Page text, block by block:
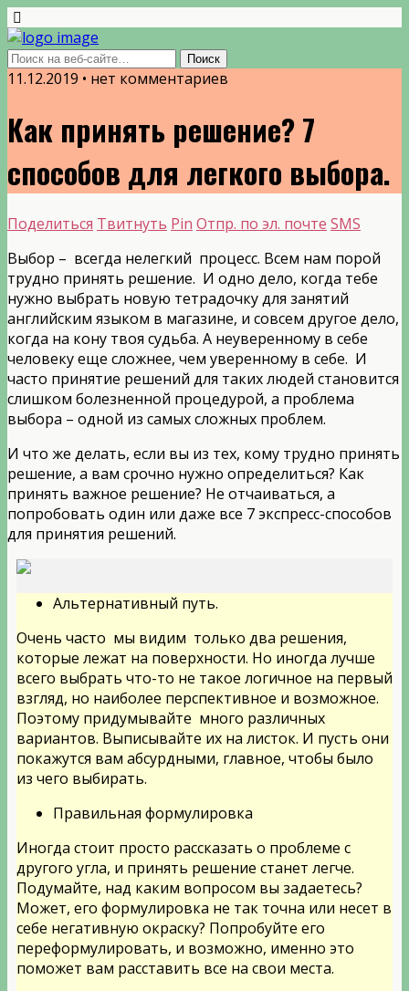
11.12.2019 • нет комментариев
Как принять решение? 7
способов для легкого выбора.
Поделиться Твитнуть Pin Отпр. по эл. почте SMS
Выбор – всегда нелегкий процесс. Всем нам порой
трудно принять решение. И одно дело, когда тебе
нужно выбрать новую тетрадочку для занятий
английским языком в магазине, и совсем другое дело,
когда на кону твоя судьба. А неуверенному в себе
человеку еще сложнее, чем уверенному в себе. И
часто принятие решений для таких людей становится
слишком болезненной процедурой, а проблема
выбора – одной из самых сложных проблем.
И что же делать, если вы из тех, кому трудно принять
решение, а вам срочно нужно определиться? Как
принять важное решение? Не отчаиваться, а
попробовать один или даже все 7 экспресс-способов
для принятия решений.
Альтернативный путь.
Очень часто мы видим только два решения,
которые лежат на поверхности. Но иногда лучше
всего выбрать что-то не такое логичное на первый
взгляд, но наиболее перспективное и возможное.
Поэтому придумывайте много различных
вариантов. Выписывайте их на листок. И пусть они
покажутся вам абсурдными, главное, чтобы было
из чего выбирать.
Правильная формулировка
Иногда стоит просто рассказать о проблеме с
другого угла, и принять решение станет легче.
Подумайте, над каким вопросом вы задаетесь?
Может, его формулировка не так точна или несет в
себе негативную окраску? Попробуйте его
переформулировать, и возможно, именно это
поможет вам расставить все на свои места.